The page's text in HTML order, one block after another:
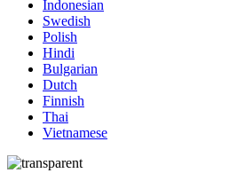
Indonesian
Swedish
Polish
Hindi
Bulgarian
Dutch
Finnish
Thai
Vietnamese